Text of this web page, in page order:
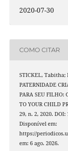
2020-07-30
COMO CITAR
STICKEL, Tabitha;
PATERNIDADE
PARA SEU FILHO:
TO YOUR CHILD
29, n. 2, 2020. DOI:
Disponível em:
https://
em: 6 ago. 2026.